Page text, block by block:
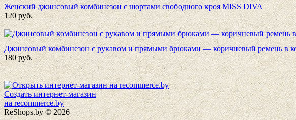
Женский джинсовый комбинезон с шортами свободного кроя MISS DIVA
120руб.
Джинсовый комбинезон с рукавом и прямыми брюками — коричневый ремень в
180руб.
Создать интернет-магазин
на recommerce.by
ReShops.by © 2026